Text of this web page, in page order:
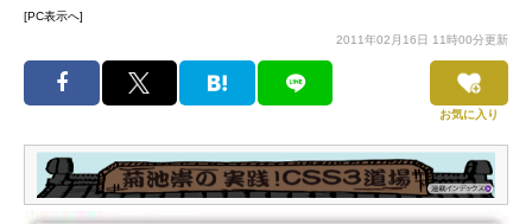
[PC表示へ]
2011年02月16日 11時00分更新
お気に入り